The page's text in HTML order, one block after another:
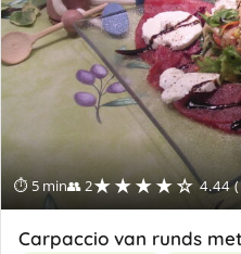
⏱ 5 min👥 2★★★★☆ 4.44
Carpaccio van runds